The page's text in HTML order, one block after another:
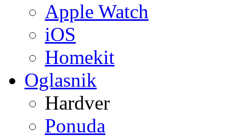
Apple Watch
iOS
Homekit
Oglasnik
Hardver
Ponuda